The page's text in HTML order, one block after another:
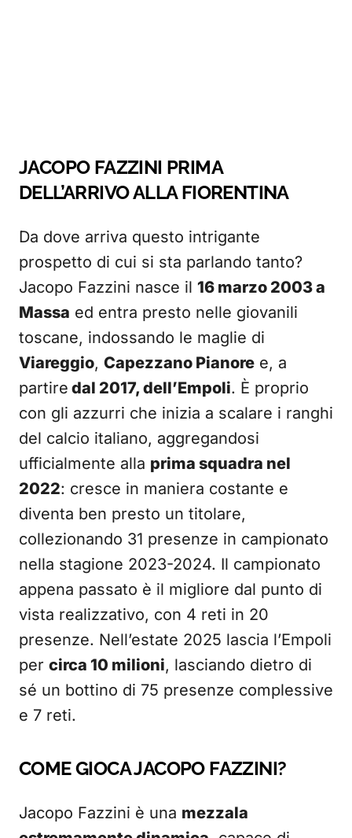
JACOPO FAZZINI PRIMA
DELL’ARRIVO ALLA FIORENTINA
Da dove arriva questo intrigante
prospetto di cui si sta parlando tanto?
Jacopo Fazzini nasce il 16 marzo 2003 a
Massa ed entra presto nelle giovanili
toscane, indossando le maglie di
Viareggio, Capezzano Pianore e, a
partire dal 2017, dell’Empoli. È proprio
con gli azzurri che inizia a scalare i ranghi
del calcio italiano, aggregandosi
ufficialmente alla prima squadra nel
2022: cresce in maniera costante e
diventa ben presto un titolare,
collezionando 31 presenze in campionato
nella stagione 2023-2024. Il campionato
appena passato è il migliore dal punto di
vista realizzativo, con 4 reti in 20
presenze. Nell’estate 2025 lascia l’Empoli
per circa 10 milioni, lasciando dietro di
sé un bottino di 75 presenze complessive
e 7 reti.
COME GIOCA JACOPO FAZZINI?
Jacopo Fazzini è una mezzala